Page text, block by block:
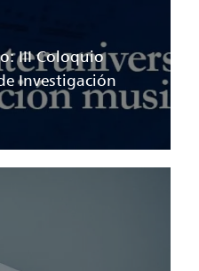
III Coloquio
Investigación